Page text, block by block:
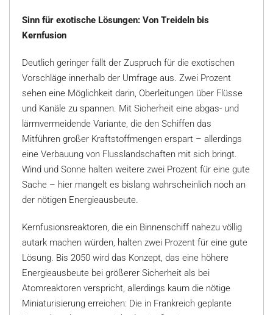
Sinn für exotische Lösungen: Von Treideln bis
Kernfusion
Deutlich geringer fällt der Zuspruch für die exotischen
Vorschläge innerhalb der Umfrage aus. Zwei Prozent
sehen eine Möglichkeit darin, Oberleitungen über Flüsse
und Kanäle zu spannen. Mit Sicherheit eine abgas- und
lärmvermeidende Variante, die den Schiffen das
Mitführen großer Kraftstoffmengen erspart – allerdings
eine Verbauung von Flusslandschaften mit sich bringt.
Wind und Sonne halten weitere zwei Prozent für eine gute
Sache – hier mangelt es bislang wahrscheinlich noch an
der nötigen Energieausbeute.
Kernfusionsreaktoren, die ein Binnenschiff nahezu völlig
autark machen würden, halten zwei Prozent für eine gute
Lösung. Bis 2050 wird das Konzept, das eine höhere
Energieausbeute bei größerer Sicherheit als bei
Atomreaktoren verspricht, allerdings kaum die nötige
Miniaturisierung erreichen: Die in Frankreich geplante